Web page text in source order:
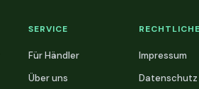
SERVICE
Für Händler
Über uns
Impressum
Datenschutz